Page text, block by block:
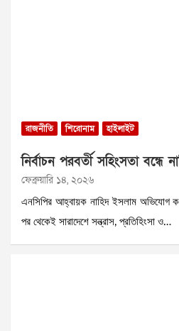
রাজনীতি শিরোনাম হাইলাইট
নির্বাচন পরবর্তী সহিংসতা বন্ধে
ফেব্রুয়ারি ১৪, ২০২৬
এনসিপির আহ্বায়ক নাহিদ ইসলাম অভিযোগ
পর থেকেই সারাদেশে সন্ত্রাস, প্রতিহিংসা ও…